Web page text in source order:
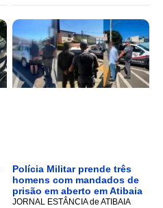
Polícia Militar prende três
homens com mandados de
prisão em aberto em Atibaia
JORNAL ESTÂNCIA de ATIBAIA